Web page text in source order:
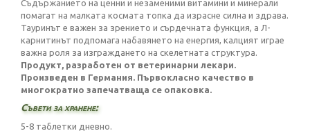
Съдържанието на ценни и незаменими витамини и минерали
помагат на малката космата топка да израсне силна и здрава.
Тауринът е важен за зрението и сърдечната функция, а Л-
карнитинът подпомага набавянето на енергия, калцият играе
важна роля за изграждането на скелетната структура.
Продукт, разработен от ветеринарни лекари.
Произведен в Германия. Първокласно качество в
многократно запечатваща се опаковка.
Съвети за хранене:
5-8 таблетки дневно.